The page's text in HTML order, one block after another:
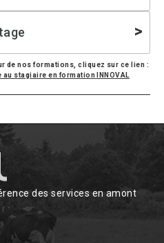
de nos formations, cliquez sur ce lien :
stagiaire en formation INNOVAL
des services en amont